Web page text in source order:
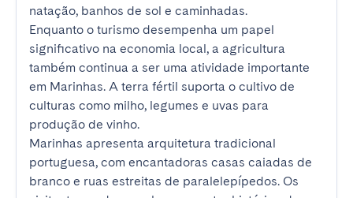
natação, banhos de sol e caminhadas.
Enquanto o turismo desempenha um papel
significativo na economia local, a agricultura
também continua a ser uma atividade importante
em Marinhas. A terra fértil suporta o cultivo de
culturas como milho, legumes e uvas para
produção de vinho.
Marinhas apresenta arquitetura tradicional
portuguesa, com encantadoras casas caiadas de
branco e ruas estreitas de paralelepípedos. Os